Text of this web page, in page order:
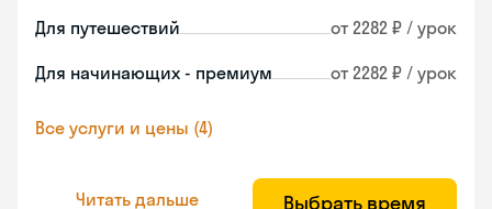
Для путешествий от 2282 ₽ / урок
Для начинающих - премиум от 2282 ₽ / урок
Все услуги и цены (4)
Читать дальше Выбрать время